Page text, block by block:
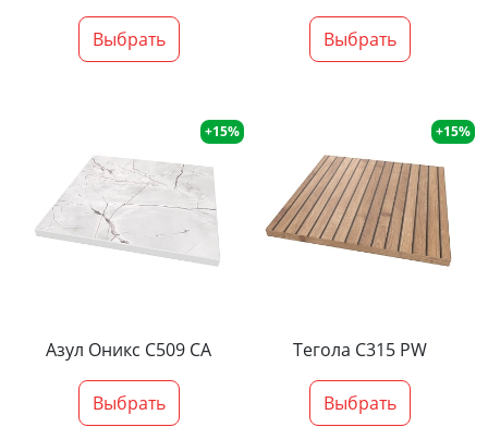
Выбрать Выбрать
+15%
Азул Оникс С509 СА
Выбрать
+15%
Тегола С315 PW
Выбрать